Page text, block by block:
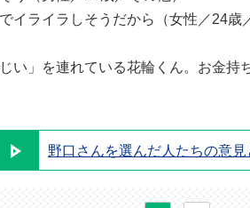
イライラしそうだから（女性／24歳
い」を連れている花輪くん。お金持
野口さんを選んだ人たちの意見